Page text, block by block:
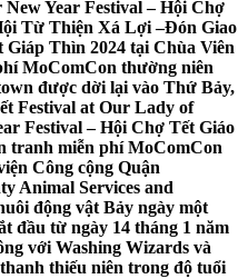
Year Festival – Hội Chợ
Từ Thiện Xá Lợi –Đón Giao
Thìn 2024 tại Chùa Viên
MoComCon thường niên
được dời lại vào Thứ Bảy,
Festival at Our Lady of
Festival – Hội Chợ Tết Giáo
tranh miễn phí MoComCon
Công cộng Quận
Animal Services and
động vật Bảy ngày một
đầu từ ngày 14 tháng 1 năm
với Washing Wizards và
thiếu niên trong độ tuổi